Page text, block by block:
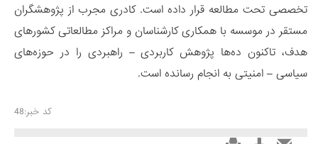
تخصصی تحت مطالعه قرار داده است. کادری مجرب از پژوهشگران
مستقر در موسسه با همکاری کارشناسان و مراکز مطالعاتی کشورهای
هدف، تاکنون ده‌ها پژوهش کاربردی – راهبردی را در حوزه‌های
سیاسی – امنیتی به انجام رسانده است.
کد خبر:48